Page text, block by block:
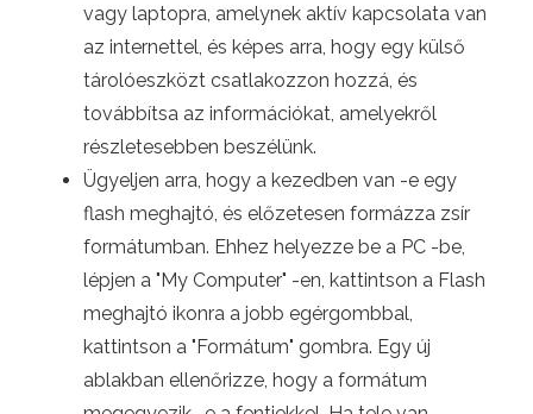
vagy laptopra, amelynek aktív kapcsolata van
az internettel, és képes arra, hogy egy külső
tárolóeszközt csatlakozzon hozzá, és
továbbítsa az információkat, amelyekről
részletesebben beszélünk.
Ügyeljen arra, hogy a kezedben van -e egy
flash meghajtó, és előzetesen formázza zsír
formátumban. Ehhez helyezze be a PC -be,
lépjen a "My Computer" -en, kattintson a Flash
meghajtó ikonra a jobb egérgombbal,
kattintson a "Formátum" gombra. Egy új
ablakban ellenőrizze, hogy a formátum